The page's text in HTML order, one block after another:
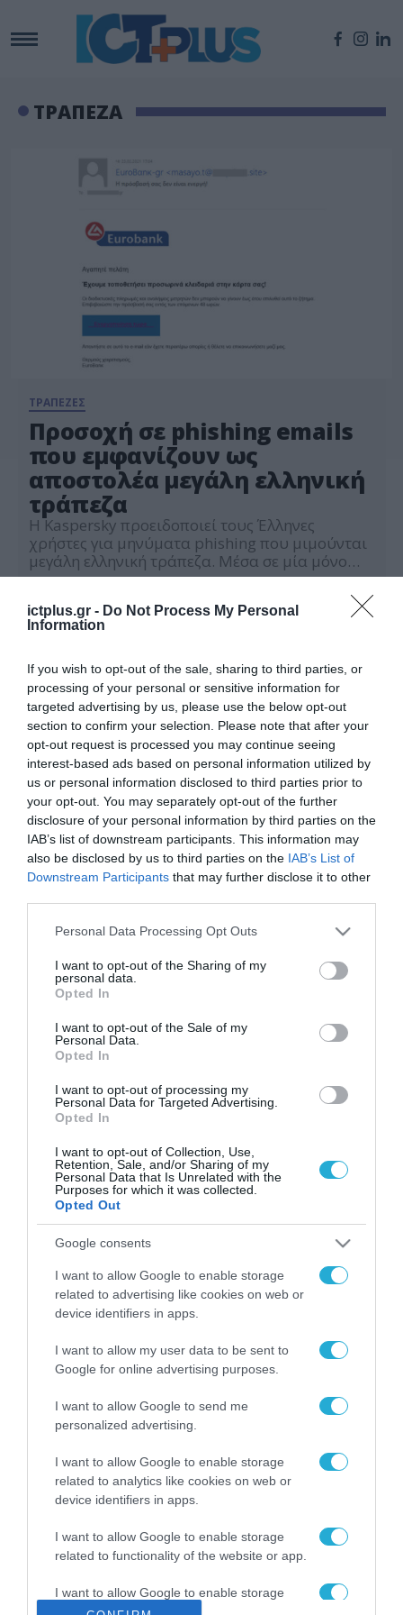
ictplus.gr - Do Not Process My Personal
Information
If you wish to opt-out of the sale, sharing to third parties, or
processing of your personal or sensitive information for
targeted advertising by us, please use the below opt-out
section to confirm your selection. Please note that after your
opt-out request is processed you may continue seeing
interest-based ads based on personal information utilized by
us or personal information disclosed to third parties prior to
your opt-out. You may separately opt-out of the further
disclosure of your personal information by third parties on the
IAB’s list of downstream participants. This information may
also be disclosed by us to third parties on the IAB’s List of
Downstream Participants that may further disclose it to other
Please note that this website/app uses one or more Google
not limited to your visit or usage behaviour. You may click to
grant or deny consent to Google and its third-party tags to
use your data for below specified purposes in below Google
consent section.
Personal Data Processing Opt Outs
I want to opt-out of the Sharing of my
personal data.
Opted In
I want to opt-out of the Sale of my
Personal Data.
Opted In
I want to opt-out of processing my
Personal Data for Targeted Advertising.
Opted In
I want to opt-out of Collection, Use,
Retention, Sale, and/or Sharing of my
Personal Data that Is Unrelated with the
Purposes for which it was collected.
Opted Out
Google consents
I want to allow Google to enable storage
related to advertising like cookies on web or
device identifiers in apps.
I want to allow my user data to be sent to
Google for online advertising purposes.
I want to allow Google to send me
personalized advertising.
I want to allow Google to enable storage
related to analytics like cookies on web or
device identifiers in apps.
I want to allow Google to enable storage
related to functionality of the website or app.
I want to allow Google to enable storage
related to personalization.
ΤΡΑΠΕΖΑ
ΤΡΑΠΕΖΕΣ
Προσοχή σε phishing emails
που εμφανίζουν ως
αποστολέα μεγάλη ελληνική
τράπεζα
Η Kaspersky προειδοποιεί τους Έλληνες
χρήστες για μηνύματα phishing που μιμούνται
μεγάλη ελληνική τράπεζα. Μέσα σε μία μόνο
ημέρα, οι λύσεις της Kaspersky έχουν
αλληλογραφίες. Συστάσεις της Kaspersky για
καλύτερη προστασία: Ελέγξτε τη διεύθυνση
links απροσδόκητων και άγνωστων μηνυμάτων
για να βεβαιωθείτε ότι […]
ΡΟΗ ΕΙΔΗΣΕΩΝ
Το χρηματοδοτούμενο
από την ΕΕ έργο “The
Gaming Police”
ενισχύει την ασφάλεια
των παιδιών στο
διαδίκτυο
31.07.2026
ΑΑΔΕ: Διευκρινίσεις
για τα πρόστιμα σε
αφορούν τους ΦΗΜ
Σ. Καλαφάτης: «Η
Τεχνητή Νοημοσύνη
δεν είναι απλώς μια
μια νέα βιομηχανική
επανάσταση»
Νέος οδηγός του ΕΚΤ
των ελληνικών